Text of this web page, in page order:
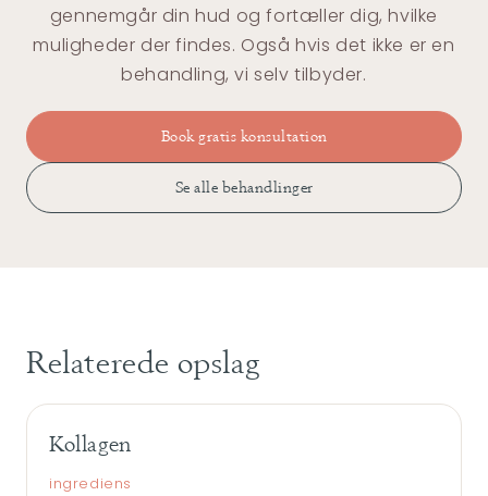
gennemgår din hud og fortæller dig, hvilke
muligheder der findes. Også hvis det ikke er en
behandling, vi selv tilbyder.
Book gratis konsultation
Se alle behandlinger
Relaterede opslag
Kollagen
ingrediens